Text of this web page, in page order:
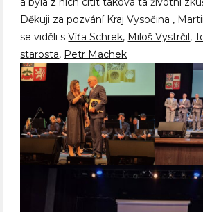
Děkuji za pozvání Kraj Vysočina ,
se viděli sVíťa Schrek, Miloš Vystrčil ,
starosta, Petr Machek